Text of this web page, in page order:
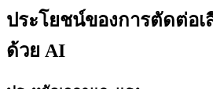
ประโยชน์ของการตัดต่อเ
ด้วย AI